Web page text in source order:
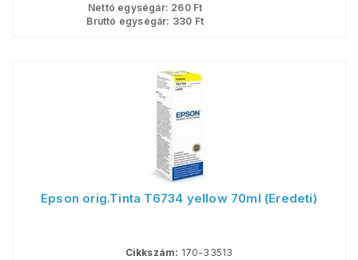
Nettó egységár: 260Ft
Bruttó egységár: 330 Ft
Epson orig.Tinta T6734 yellow 70ml (Eredeti)
Cikkszám: 170-33513